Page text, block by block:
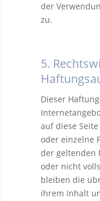
der
zu.
5.
Dieser
auf diese
oder einzelne
der geltenden
oder nicht
bleiben die
ihrem Inhalt